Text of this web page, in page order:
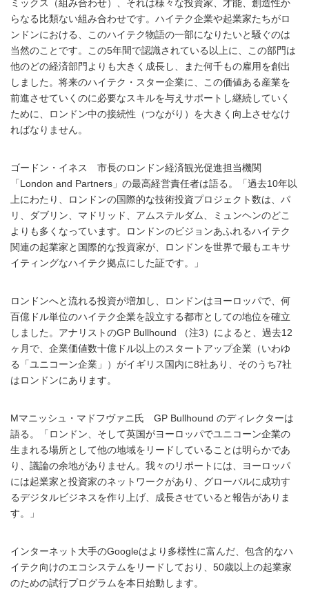
ミックス（組み合わせ）、それは様々な投資家、才能、創造性か
らなる比類ない組み合わせです。ハイテク企業や起業家たちがロ
ンドンにおける、このハイテク物語の一部になりたいと騒ぐのは
当然のことです。この5年間で認識されている以上に、この部門は
他のどの経済部門よりも大きく成長し、また何千もの雇用を創出
しました。将来のハイテク・スター企業に、この価値ある産業を
前進させていくのに必要なスキルを与えサポートし継続していく
ために、ロンドン中の接続性（つながり）を大きく向上させなけ
ればなりません。
ゴードン・イネス 市長のロンドン経済観光促進担当機関
「London and Partners」の最高経営責任者は語る。「過去10年以
上にわたり、ロンドンの国際的な技術投資プロジェクト数は、パ
リ、ダブリン、マドリッド、アムステルダム、ミュンヘンのどこ
よりも多くなっています。ロンドンのビジョンあふれるハイテク
関連の起業家と国際的な投資家が、ロンドンを世界で最もエキサ
イティングなハイテク拠点にした証です。」
ロンドンへと流れる投資が増加し、ロンドンはヨーロッパで、何
百億ドル単位のハイテク企業を設立する都市としての地位を確立
しました。アナリストのGP Bullhound （注3）によると、過去12
ヶ月で、企業価値数十億ドル以上のスタートアップ企業（いわゆ
る「ユニコーン企業」）がイギリス国内に8社あり、そのうち7社
はロンドンにあります。
Mマニッシュ・マドフヴァニ氏 GP Bullhound のディレクターは
語る。「ロンドン、そして英国がヨーロッパでユニコーン企業の
生まれる場所として他の地域をリードしていることは明らかであ
り、議論の余地がありません。我々のリポートには、ヨーロッパ
には起業家と投資家のネットワークがあり、グローバルに成功す
るデジタルビジネスを作り上げ、成長させていると報告がありま
す。」
インターネット大手のGoogleはより多様性に富んだ、包含的なハ
イテク向けのエコシステムをリードしており、50歳以上の起業家
のための試行プログラムを本日始動します。